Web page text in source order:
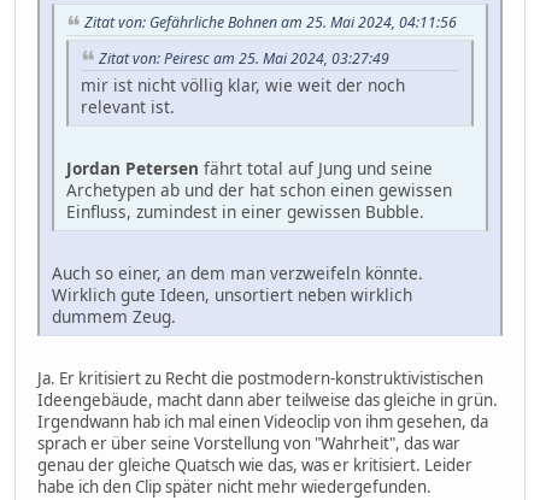
Zitat von: Gefährliche Bohnen am 25. Mai 2024, 04:11:56
Zitat von: Peiresc am 25. Mai 2024, 03:27:49
mir ist nicht völlig klar, wie weit der noch
relevant ist.
Jordan Petersen fährt total auf Jung und seine
Archetypen ab und der hat schon einen gewissen
Einfluss, zumindest in einer gewissen Bubble.
Auch so einer, an dem man verzweifeln könnte.
Wirklich gute Ideen, unsortiert neben wirklich
dummem Zeug.
Ja. Er kritisiert zu Recht die postmodern-konstruktivistischen
Ideengebäude, macht dann aber teilweise das gleiche in grün.
Irgendwann hab ich mal einen Videoclip von ihm gesehen, da
sprach er über seine Vorstellung von "Wahrheit", das war
genau der gleiche Quatsch wie das, was er kritisiert. Leider
habe ich den Clip später nicht mehr wiedergefunden.